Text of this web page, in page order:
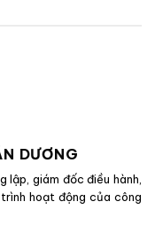
DƯƠNG
lập, giám đốc điều hành,
hoạt động của công